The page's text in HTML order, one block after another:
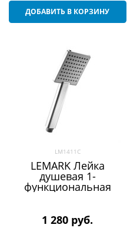
ДОБАВИТЬ В КОРЗИНУ
LM1411C
LEMARK Лейка
душевая 1-
функциональная
1 280 руб.